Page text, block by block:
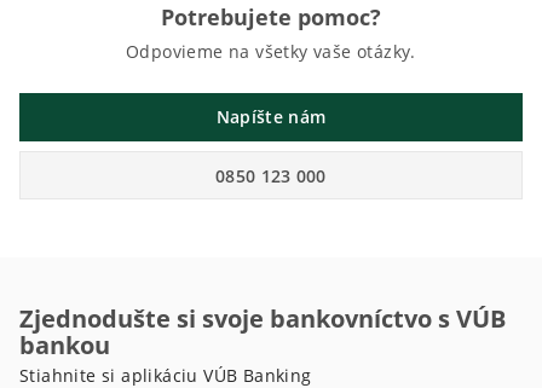
Potrebujete pomoc?
Odpovieme na všetky vaše otázky.
Napíšte nám
0850 123 000
Zjednodušte si svoje bankovníctvo s VÚB
bankou
Stiahnite si aplikáciu VÚB Banking